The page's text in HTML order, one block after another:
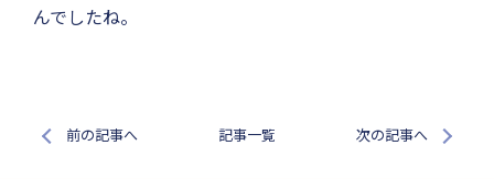
んでしたね。
前の記事へ 記事一覧 次の記事へ